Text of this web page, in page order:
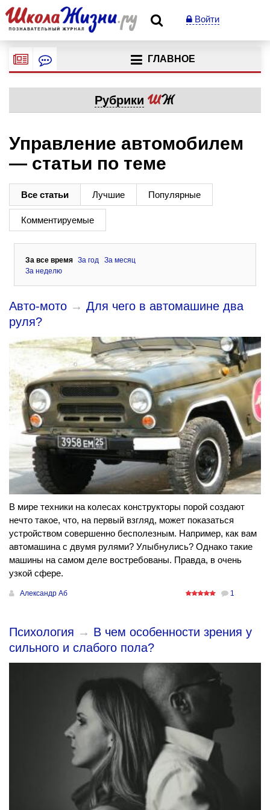
Войти
ГЛАВНОЕ
Рубрики
Управление автомобилем
— статьи по теме
Все статьи Лучшие Популярные
Комментируемые
За все время За год
За месяц
За неделю
Авто-мото → Для чего в автомашине два
руля?
В мире техники на колесах конструкторы порой создают
нечто такое, что, на первый взгляд, может показаться
устройством совершенно бесполезным. Например, как вам
автомашина с двумя рулями? Улыбнулись? Однако такие
машины на самом деле востребованы. Правда, в очень
узкой сфере.
Александр Аб 1
Психология → В чем особенности зрения у
сильного и слабого пола?